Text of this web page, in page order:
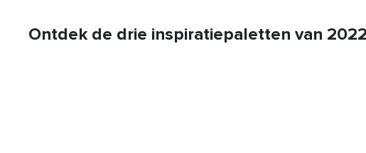
Ontdek de drie inspiratiepaletten van 2022